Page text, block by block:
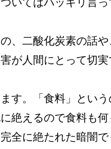
、二酸化炭素の話
が人間にとって切
す。「食料」とい
絶えるので食料も
全に絶たれた暗闇